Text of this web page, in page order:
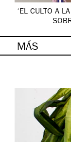
‘EL CULTO A
MÁS